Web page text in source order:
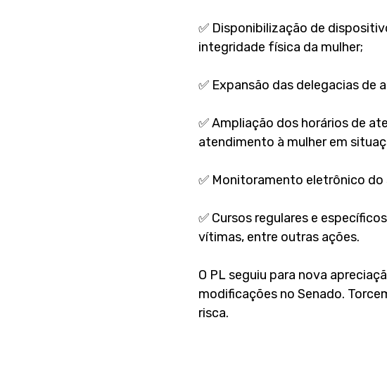
✅️ Disponibilização de
integridade física da mulher;
✅️ Expansão das delegacias de
✅️ Ampliação dos horários de
atendimento à mulher em
✅️ Monitoramento eletrônico do
✅️ Cursos regulares e
vítimas, entre outras ações.
O PL seguiu para nova
modificações no Senado.
risca.